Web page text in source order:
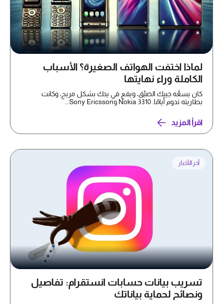
لماذا اختفت الهواتف الصغيرة؟ الأسباب
الكاملة وراء نهايتها
كان يسعُّه جيبك الضيِّق، ويقع في يدك بشكل مريح، وكانت
بطاريته تدوم أيامًا. Nokia 3310 وSony Ericsson...
اقرأ المزيد
آخر الأخبار
تسريب بيانات حسابات انستقرام: تفاصيل
ونصائح لحماية بياناتك